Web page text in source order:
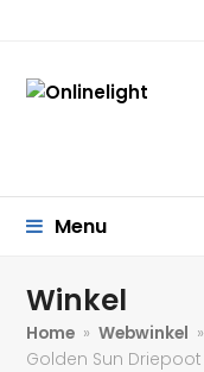
Menu
Winkel
Home » Webwinkel »
Golden Sun Driepoot